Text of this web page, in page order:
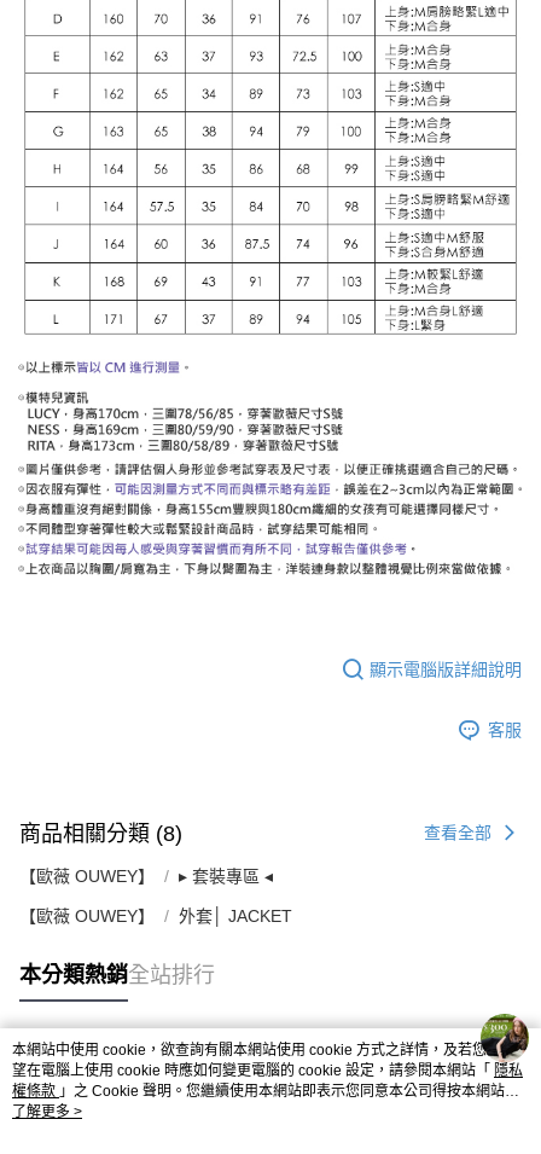
顯示電腦版詳細說明
客服
商品相關分類 (8) 查看全部
【歐薇 OUWEY】 ▸ 套裝專區 ◂
【歐薇 OUWEY】 外套│ JACKET
本分類熱銷全站排行
熱門標籤
本網站中使用 cookie，欲查詢有關本網站使用 cookie 方式之詳情，及若您不希
望在電腦上使用 cookie 時應如何變更電腦的 cookie 設定，請參閱本網站「 隱私
權條款 」之 Cookie 聲明。您繼續使用本網站即表示您同意本公司得按本網站使
用條款之 Cookie 聲明使用 cookie。
了解更多 >